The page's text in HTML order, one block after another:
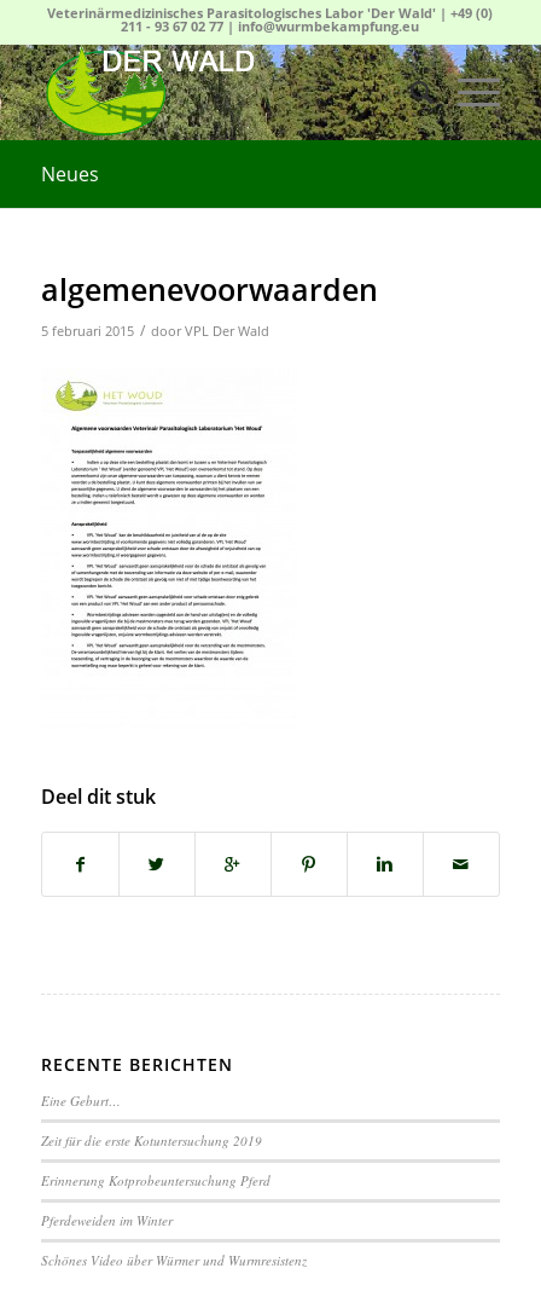
Veterinärmedizinisches Parasitologisches Labor 'Der Wald' |+49 (0)
211 - 93 67 02 77 | info@wurmbekampfung.eu
Neues
algemenevoorwaarden
5 februari 2015 / doorVPL Der Wald
Deel dit stuk
RECENTE BERICHTEN
Eine Geburt…
Zeit für die erste Kotuntersuchung 2019
Erinnerung Kotprobeuntersuchung Pferd
Pferdeweiden im Winter
Schönes Video über Würmer und Wurmresistenz